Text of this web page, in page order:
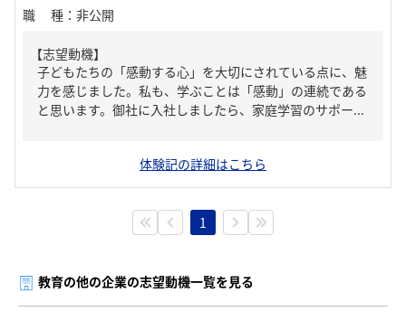
職種 ： 非公開
【志望動機】
子どもたちの「感動する心」を大切にされている点に、魅
力を感じました。私も、学ぶことは「感動」の連続である
と思います。御社に入社しましたら、家庭学習のサポー...
体験記の詳細はこちら
1
教育の他の企業の志望動機一覧を見る